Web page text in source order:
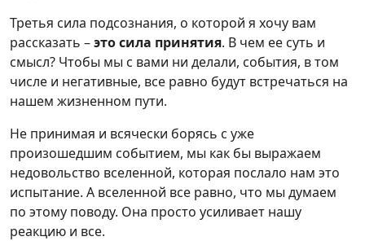
Третья сила подсознания, о которой я хочу вам
рассказать –это сила принятия. В чем ее суть и
смысл? Чтобы мы с вами ни делали, события, в том
числе и негативные, все равно будут встречаться на
нашем жизненном пути.
Не принимая и всячески борясь с уже
произошедшим событием, мы как бы выражаем
недовольство вселенной, которая послало нам это
испытание. А вселенной все равно, что мы думаем
по этому поводу. Она просто усиливает нашу
реакцию и все.